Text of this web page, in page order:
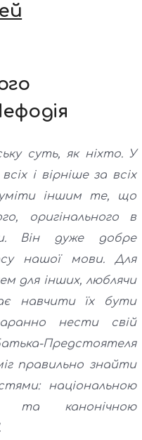
суть, як ніхто. У
і вірніше за всіх
іншим те, що
оригінального в
Він дуже добре
нашої мови. Для
для інших, люблячи
навчити їх бути
нести свій
Предстоятеля
правильно знайти
національною
та канонічною